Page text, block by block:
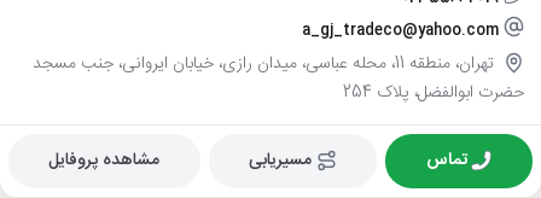
a_gj_tradeco@yahoo.com
تهران، منطقه 11، محله عباسی، میدان رازی، خیابان ایروانی، جنب مسجد
حضرت ابوالفضل، پلاک 254
تماس مسیریابی مشاهده پروفایل